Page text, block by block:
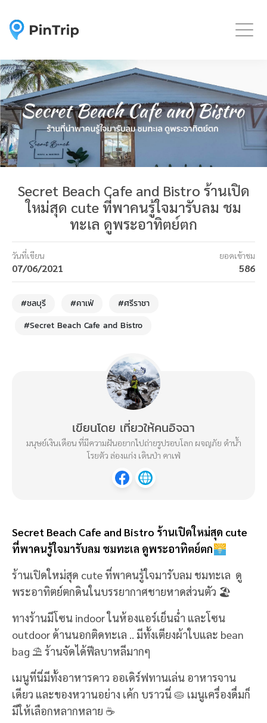
Secret Beach Cafe and Bistro ร้านเปิด
ใหม่สุด cute ที่พาคนรู้ใจมารับลม ชม
ทะเล ดูพระอาทิตย์ตก
วันที่เขียน
07/06/2021
ยอดเข้าชม
586
#ชลบุรี #คาเฟ่
#ศรีราชา
#Secret Beach Cafe and Bistro
เขียนโดย เที่ยวให้คนอิจฉา
มนุษย์เงินเดือน ที่มีความฝันอยากไปถ่ายรูปรอบโลก ผจญภัย ดำน้ำ
โรยตัว ล่องแก่ง เดินป่า คาเฟ่
Secret Beach Cafe and Bistro ร้านเปิดใหม่สุด cute
ที่พาคนรู้ใจมารับลม ชมทะเล ดูพระอาทิตย์ตก
ร้านเปิดใหม่สุด cute ที่พาคนรู้ใจมารับลม ชมทะเล ดู
พระอาทิตย์ตกดินในบรรยากาศชายหาดส่วนตัว 🏖
ทางร้านมีโซน indoor ในห้องแอร์เย็นฉ่ำ และโซน
outdoor ด้านนอกติดทะเล .. มีทั้งเตียงผ้าใบและ bean
bag ⛱️ ร้านจัดได้ฟีลบาหลีมากๆ
เมนูที่นี่มีทั้งอาหารคาว ออเดิร์ฟทานเล่น อาหารจาน
เดียว และของหวานอย่าง เค้ก บราวนี่ 🥧 เมนูเครื่องดื่มก็
มีให้เลือกหลากหลาย ☕